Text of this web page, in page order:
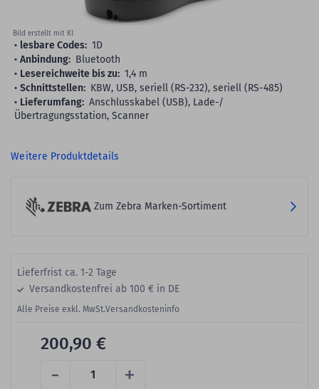
Bild erstellt mit KI
lesbare Codes: 1D
Anbindung: Bluetooth
Lesereichweite bis zu: 1,4 m
Schnittstellen: KBW, USB, seriell (RS-232), seriell (RS-485)
Lieferumfang: Anschlusskabel (USB), Lade-/
Übertragungsstation, Scanner
Weitere Produktdetails
Zum Zebra Marken-Sortiment
Lieferfrist ca. 1-2 Tage
Versandkostenfrei ab 100 € in DE
Alle Preise exkl. MwSt.Versandkosteninfo
- +
200,90 €